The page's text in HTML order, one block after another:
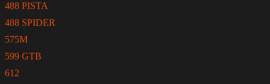
488 PISTA
488 SPIDER
575M
599 GTB
612